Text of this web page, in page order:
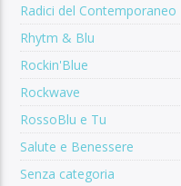
Radici del Contemporaneo
Rhytm & Blu
Rockin'Blue
Rockwave
RossoBlu e Tu
Salute e Benessere
Senza categoria